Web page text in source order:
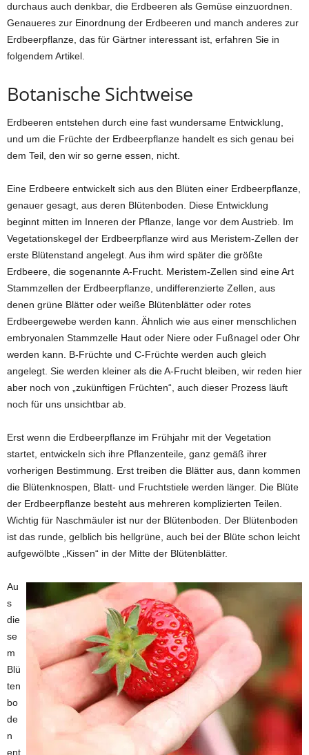
durchaus auch denkbar, die Erdbeeren als Gemüse einzuordnen.
Genaueres zur Einordnung der Erdbeeren und manch anderes zur
Erdbeerpflanze, das für Gärtner interessant ist, erfahren Sie in
folgendem Artikel.
Botanische Sichtweise
Erdbeeren entstehen durch eine fast wundersame Entwicklung,
und um die Früchte der Erdbeerpflanze handelt es sich genau bei
dem Teil, den wir so gerne essen, nicht.
Eine Erdbeere entwickelt sich aus den Blüten einer Erdbeerpflanze,
genauer gesagt, aus deren Blütenboden. Diese Entwicklung
beginnt mitten im Inneren der Pflanze, lange vor dem Austrieb. Im
Vegetationskegel der Erdbeerpflanze wird aus Meristem-Zellen der
erste Blütenstand angelegt. Aus ihm wird später die größte
Erdbeere, die sogenannte A-Frucht. Meristem-Zellen sind eine Art
Stammzellen der Erdbeerpflanze, undifferenzierte Zellen, aus
denen grüne Blätter oder weiße Blütenblätter oder rotes
Erdbeergewebe werden kann. Ähnlich wie aus einer menschlichen
embryonalen Stammzelle Haut oder Niere oder Fußnagel oder Ohr
werden kann. B-Früchte und C-Früchte werden auch gleich
angelegt. Sie werden kleiner als die A-Frucht bleiben, wir reden hier
aber noch von „zukünftigen Früchten“, auch dieser Prozess läuft
noch für uns unsichtbar ab.
Erst wenn die Erdbeerpflanze im Frühjahr mit der Vegetation
startet, entwickeln sich ihre Pflanzenteile, ganz gemäß ihrer
vorherigen Bestimmung. Erst treiben die Blätter aus, dann kommen
die Blütenknospen, Blatt- und Fruchtstiele werden länger. Die Blüte
der Erdbeerpflanze besteht aus mehreren komplizierten Teilen.
Wichtig für Naschmäuler ist nur der Blütenboden. Der Blütenboden
ist das runde, gelblich bis hellgrüne, auch bei der Blüte schon leicht
aufgewölbte „Kissen“ in der Mitte der Blütenblätter.
Au
s
die
se
m
Blü
ten
bo
de
n
ent